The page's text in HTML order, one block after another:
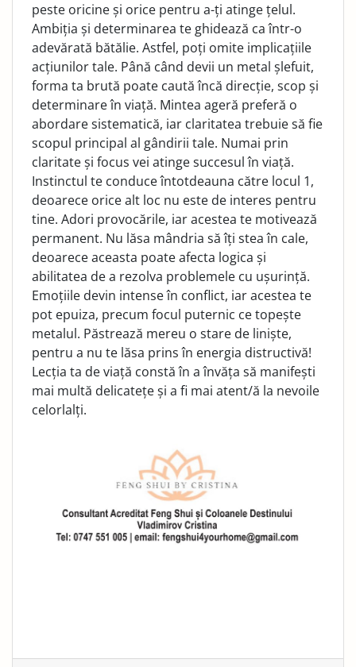
peste oricine și orice pentru a-ți atinge țelul.
Ambiția și determinarea te ghidează ca într-o
adevărată bătălie. Astfel, poți omite implicațiile
acțiunilor tale. Până când devii un metal șlefuit,
forma ta brută poate caută încă direcție, scop și
determinare în viață. Mintea ageră preferă o
abordare sistematică, iar claritatea trebuie să fie
scopul principal al gândirii tale. Numai prin
claritate și focus vei atinge succesul în viață.
Instinctul te conduce întotdeauna către locul 1,
deoarece orice alt loc nu este de interes pentru
tine. Adori provocările, iar acestea te motivează
permanent. Nu lăsa mândria să îți stea în cale,
deoarece aceasta poate afecta logica și
abilitatea de a rezolva problemele cu ușurință.
Emoțiile devin intense în conflict, iar acestea te
pot epuiza, precum focul puternic ce topește
metalul. Păstrează mereu o stare de liniște,
pentru a nu te lăsa prins în energia distructivă!
Lecția ta de viață constă în a învăța să manifești
mai multă delicatețe și a fi mai atent/ă la nevoile
celorlalți.